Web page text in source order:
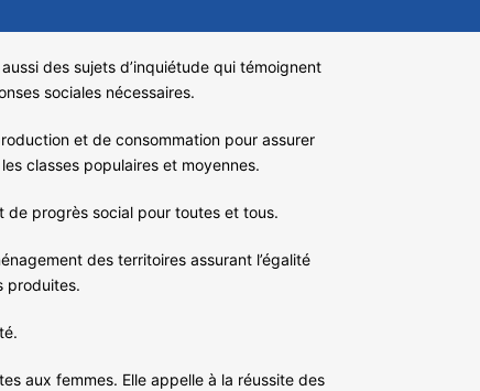
des sujets d’inquiétude qui témoignent
sociales nécessaires.
et de consommation pour assurer
classes populaires et moyennes.
de progrès social pour toutes et tous.
des territoires assurant l’égalité
produites.
aux femmes. Elle appelle à la réussite des